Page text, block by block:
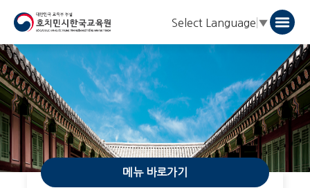
Select Language ▼
메뉴 바로가기